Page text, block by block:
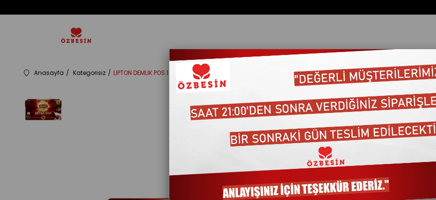
Anasayfa Kategorisiz LIPTON DEMLIK POS.100LÜ EXTRA DEM 320gr
LIPTON DEMLIK
₺299,00
Marka:LIPTON